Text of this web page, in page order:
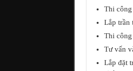
Thi
Lắp trần
Thi
Tư vấn
Lắp đặt